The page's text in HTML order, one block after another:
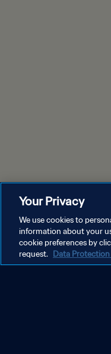
Your Privacy
We use cookies to
information about your
cookie preferences by
request. Data